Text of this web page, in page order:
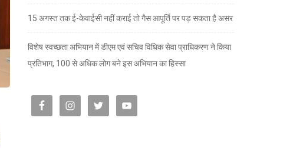
15 अगस्त तक ई-केवाईसी नहीं कराई तो गैस आपूर्ति पर पड़ सकता है असर
विशेष स्वच्छता अभियान में डीएम एवं सचिव विधिक सेवा प्राधिकरण ने किया
प्रतिभाग, 100 से अधिक लोग बने इस अभियान का हिस्सा